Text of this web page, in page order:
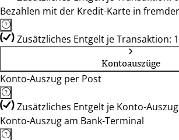
Bezahlen mit der Kredit-Karte in
Zusätzliches Entgelt je Transaktion:
Kontoauszüge
Konto-Auszug per Post
Zusätzliches Entgelt je Konto-
Konto-Auszug am Bank-Terminal